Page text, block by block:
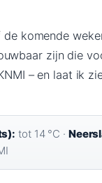
komende
zijn die
– en laat ik
tot 14 °C ·